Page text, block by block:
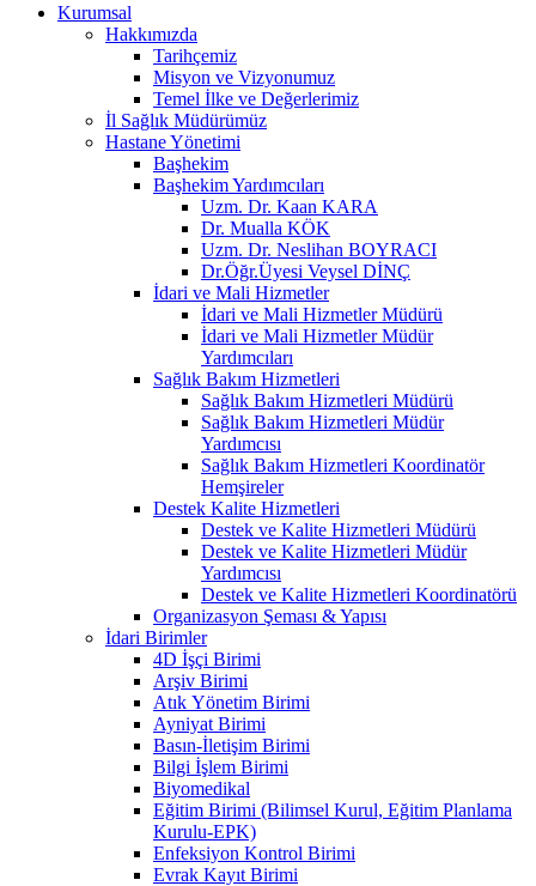
Kurumsal
Hakkımızda
Tarihçemiz
Misyon ve Vizyonumuz
Temel İlke ve Değerlerimiz
İl Sağlık Müdürümüz
Hastane Yönetimi
Başhekim
Başhekim Yardımcıları
Uzm. Dr. Kaan KARA
Dr. Mualla KÖK
Uzm. Dr. Neslihan BOYRACI
Dr.Öğr.Üyesi Veysel DİNÇ
İdari ve Mali Hizmetler
İdari ve Mali Hizmetler Müdürü
İdari ve Mali Hizmetler Müdür
Yardımcıları
Sağlık Bakım Hizmetleri
Sağlık Bakım Hizmetleri Müdürü
Sağlık Bakım Hizmetleri Müdür
Yardımcısı
Sağlık Bakım Hizmetleri Koordinatör
Hemşireler
Destek Kalite Hizmetleri
Destek ve Kalite Hizmetleri Müdürü
Destek ve Kalite Hizmetleri Müdür
Yardımcısı
Destek ve Kalite Hizmetleri Koordinatörü
Organizasyon Şeması & Yapısı
İdari Birimler
4D İşçi Birimi
Arşiv Birimi
Atık Yönetim Birimi
Ayniyat Birimi
Basın-İletişim Birimi
Bilgi İşlem Birimi
Biyomedikal
Eğitim Birimi (Bilimsel Kurul, Eğitim Planlama
Kurulu-EPK)
Enfeksiyon Kontrol Birimi
Evrak Kayıt Birimi